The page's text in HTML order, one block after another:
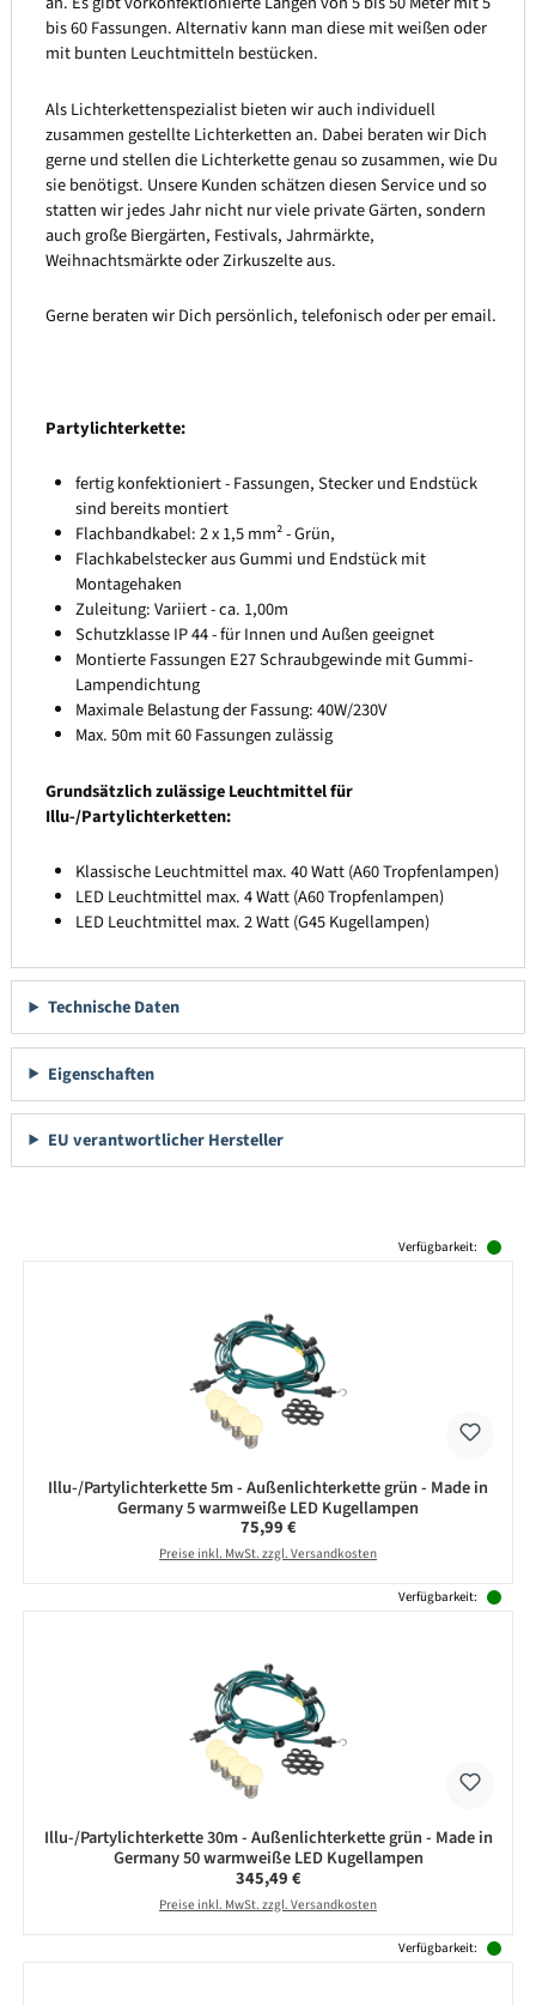
bis 60 Fassungen. Alternativ kann man diese mit weißen oder
mit bunten Leuchtmitteln bestücken.
Als Lichterkettenspezialist bieten wir auch individuell
zusammen gestellte Lichterketten an. Dabei beraten wir Dich
gerne und stellen die Lichterkette genau so zusammen, wie Du
sie benötigst. Unsere Kunden schätzen diesen Service und so
statten wir jedes Jahr nicht nur viele private Gärten, sondern
auch große Biergärten, Festivals, Jahrmärkte,
Weihnachtsmärkte oder Zirkuszelte aus.
Gerne beraten wir Dich persönlich, telefonisch oder per email.
Partylichterkette:
fertig konfektioniert - Fassungen, Stecker und Endstück
sind bereits montiert
Flachbandkabel: 2 x 1,5 mm² - Grün,
Flachkabelstecker aus Gummi und Endstück mit
Montagehaken
Zuleitung: Variiert - ca. 1,00m
Schutzklasse IP 44 - für Innen und Außen geeignet
Montierte Fassungen E27 Schraubgewinde mit Gummi-
Lampendichtung
Maximale Belastung der Fassung: 40W/230V
Max. 50m mit 60 Fassungen zulässig
Grundsätzlich zulässige Leuchtmittel für
Illu-/Partylichterketten:
Klassische Leuchtmittel max. 40 Watt (A60 Tropfenlampen)
LED Leuchtmittel max. 4 Watt (A60 Tropfenlampen)
LED Leuchtmittel max. 2 Watt (G45 Kugellampen)
Technische Daten
Eigenschaften
EU verantwortlicher Hersteller
Verfügbarkeit:
Illu-/Partylichterkette 5m - Außenlichterkette grün - Made in
Germany 5 warmweiße LED Kugellampen
Regulärer Preis:
75,99 €
Preise inkl. MwSt. zzgl. Versandkosten
Verfügbarkeit:
Illu-/Partylichterkette 30m - Außenlichterkette grün - Made in
Germany 50 warmweiße LED Kugellampen
Regulärer Preis:
345,49 €
Preise inkl. MwSt. zzgl. Versandkosten
Verfügbarkeit: